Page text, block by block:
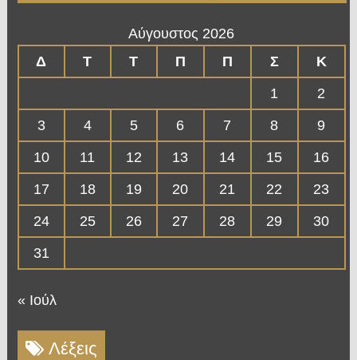
Αύγουστος 2026
Δ
Τ Τ Π Π Σ
Κ
1
2
3
4 5 6 7 8
9
10
11 12 13 14 15
16
17
18 19 20 21 22
23
24
25 26 27 28 29
30
31
« Ιούλ
Λέξεις